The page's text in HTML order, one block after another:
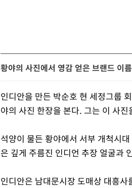
황야의 사진에서 영감 얻은 브랜드 이
인디안을 만든 박순호 현 세정그룹
야의 사진 한장을 본다. 그는 이 사
석양이 물든 황야에서 서부 개척시
은 깊게 주름진 인디언 추장 얼굴과
인디안은 남대문시장 도매상 대흥